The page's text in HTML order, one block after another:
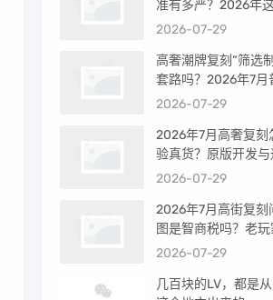
准有多严？2026年
才是真相
2026-07-29
高奢潮牌复刻“筛选
套路吗？2026年7月
买家能进高端群吗？
2026-07-29
2026年7月高奢复刻
验真货？原版开发
差距到底多大
2026-07-29
2026年7月高街复刻
图是智商税吗？老
出真相
2026-07-29
几百块的LV，都是